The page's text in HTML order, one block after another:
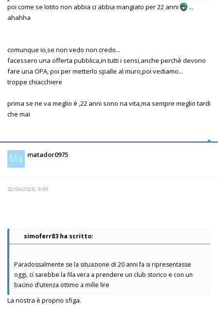
poi come se lotito non abbia ci abbia mangiato per 22 anni
...
ahahha
comunque io,se non vedo non credo...
facessero una offerta pubblica,in tutti i sensi,anche perchè devono
fare una OPA, poi per metterlo spalle al muro,poi vediamo...
troppe chiacchiere
prima se ne va meglio è ,22 anni sono na vita,ma sempre meglio tardi
che mai
Ma matador0975
02/06/2026, 9:49
simoferr83 ha scritto:
Paradossalmente se la situazione di 20 anni fa si ripresentasse
oggi, ci sarebbe la fila vera a prendere un club storico e con un
bacino d’utenza ottimo a mille lire
La nostra è proprio sfiga.